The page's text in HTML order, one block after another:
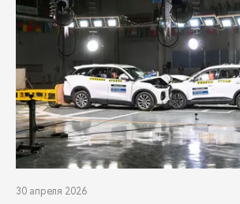
30 апреля 2026